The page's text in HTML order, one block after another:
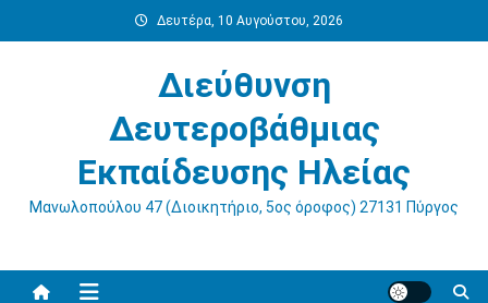
στο
Δευτέρα, 10 Αυγούστου, 2026
Διεύθυνση
Δευτεροβάθμιας
Εκπαίδευσης Ηλείας
Μανωλοπούλου 47 (Διοικητήριο, 5ος όροφος) 27131 Πύργος